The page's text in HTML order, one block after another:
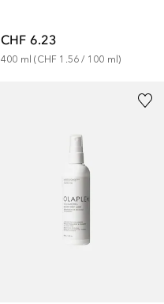
CHF 6.23
400 ml (CHF 1.56 / 100 ml)